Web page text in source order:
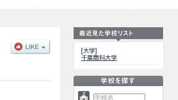
部等、学部別情報や、募集定員や合格者数など入試情報、施設
[大学]
千葉商科大学